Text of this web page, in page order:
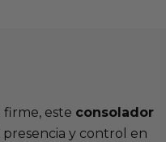
este consolador
presencia y control en